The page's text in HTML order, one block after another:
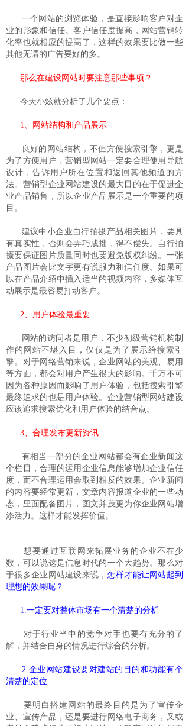
一个网站的浏览体验，是直接影响客户对企
业的形象和信任。客户信任度提高，网站营销转
化率也就相应的提高了，这样的效果要比做一些
其他无谓的广告要好的多。
那么在建设网站时要注意那些事项？
今天小炫就分析了几个要点：
1、网站结构和产品展示
良好的网站结构，不但方便搜索引擎，更是
为了方便用户，营销型网站一定要合理使用导航
设计，告诉用户所在位置和返回其他频道的方
法。营销型企业网站建设的最大目的在于促进企
业产品销售，所以企业产品展示是一个重要的项
目。
建议中小企业自行拍摄产品相关图片，要具
有真实性，否则会弄巧成拙，得不偿失。自行拍
摄要保证图片质量同时也要避免版权纠纷。一张
产品图片会比文字更有说服力和信任度。如果可
以在产品介绍中插入适当的视频内容，多媒体互
动展示是最容易打动客户。
2、用户体验最重要
网站的访问者是用户，不少初级营销机构制
作的网站不堪入目，仅仅是为了展示给搜索引
擎。对于网络营销来说，企业网站的美观、易用
等方面，都会对用户产生很大的影响。千万不可
因为各种原因而影响了用户体验，包括搜索引擎
最终追求的也是用户体验。企业营销型网站建设
应该追求搜索优化和用户体验的结合点。
3、合理发布更新资讯
有相当一部分的企业网站都会有企业新闻这
个栏目，合理的运用企业信息能够增加企业信任
度，而不合理运用会取到相反的效果。企业新闻
的内容要经常更新，文章内容报道企业的一些动
态，里面配备图片，图文并茂更为你企业网站增
添活力。这样才能发挥价值。
想要通过互联网来拓展业务的企业不在少
数，可以说这是信息时代的一个大趋势。那么对
于很多企业网站建设来说， 怎样才能让网站起到
理想的效果呢？
1.一定要对整体市场有一个清楚的分析
对于行业当中的竞争对手也要有充分的了
解，并结合自身的情况进行综合的分析。
2.企业网站建设要对建站的目的和功能有个
清楚的定位
要明白搭建网站的最终目的是为了宣传企
业、宣传产品，还是要进行网络电子商务，又或